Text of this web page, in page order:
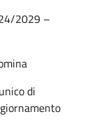
2029 –
di